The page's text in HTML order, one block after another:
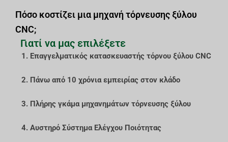
Πόσο κοστίζει μια μηχανή τόρνευσης ξύλου
CNC;
Γιατί να μας επιλέξετε
1. Επαγγελματικός κατασκευαστής τόρνου ξύλου CNC
2. Πάνω από 10 χρόνια εμπειρίας στον κλάδο
3. Πλήρης γκάμα μηχανημάτων τόρνευσης ξύλου
4. Αυστηρό Σύστημα Ελέγχου Ποιότητας